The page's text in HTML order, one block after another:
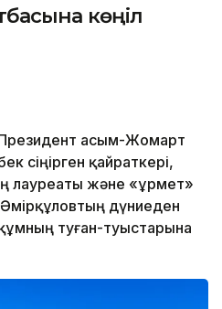
көңіл
Қасым-Жомарт
сіңірген қайраткері,
лауреаты және «Құрмет»
Әмірқұловтың дүниеден
туған-туыстарына